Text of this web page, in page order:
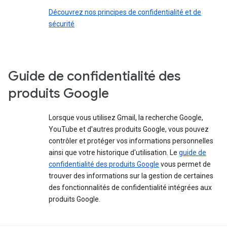
Découvrez nos principes de confidentialité et de
sécurité
Guide de confidentialité des
produits Google
Lorsque vous utilisez Gmail, la recherche Google,
YouTube et d'autres produits Google, vous pouvez
contrôler et protéger vos informations personnelles
ainsi que votre historique d'utilisation. Le guide de
confidentialité des produits Google vous permet de
trouver des informations sur la gestion de certaines
des fonctionnalités de confidentialité intégrées aux
produits Google.